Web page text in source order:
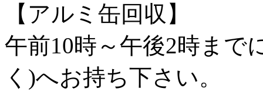
【アルミ缶回収】
午前10時～午後2時まで
く)へお持ち下さい。